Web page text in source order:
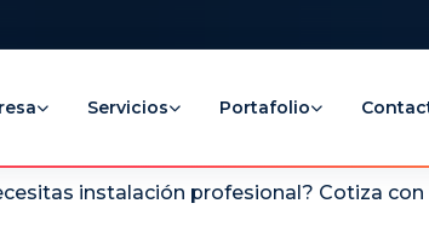
Servicios Portafolio
instalación profesional? Cotiza